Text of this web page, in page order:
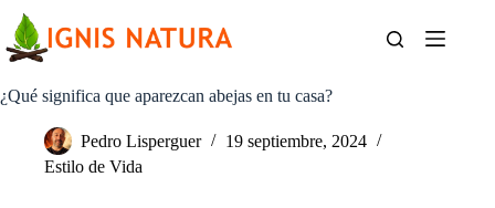
contenido
¿Qué significa que aparezcan abejas en tu casa?
Pedro Lisperguer
19 septiembre, 2024
Estilo de Vida